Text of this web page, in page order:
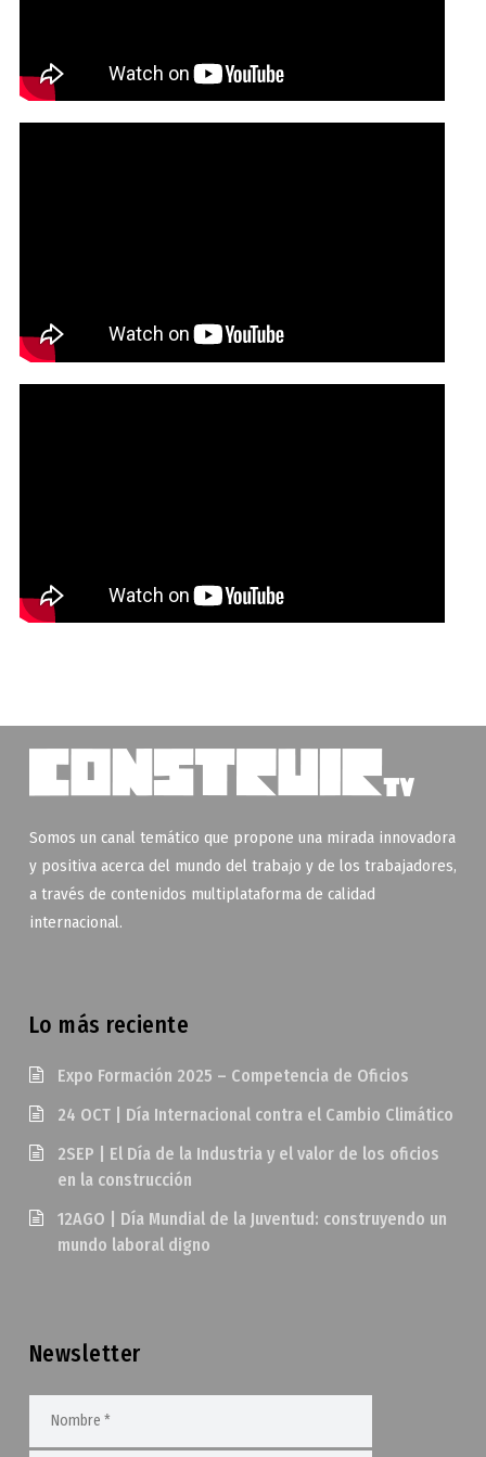
Somos un canal temático que propone una mirada innovadora
y positiva acerca del mundo del trabajo y de los trabajadores,
a través de contenidos multiplataforma de calidad
internacional.
Lo más reciente
Expo Formación 2025 – Competencia de Oficios
24 OCT | Día Internacional contra el Cambio Climático
2SEP | El Día de la Industria y el valor de los oficios
en la construcción
12AGO | Día Mundial de la Juventud: construyendo un
mundo laboral digno
Newsletter